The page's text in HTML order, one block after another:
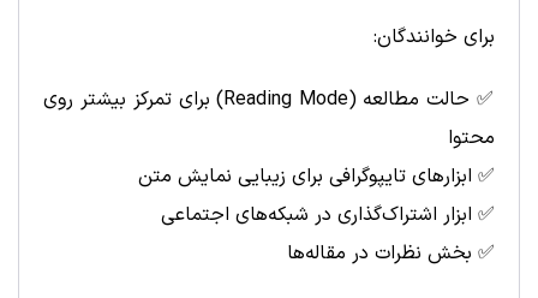
برای خوانندگان:
✅ حالت مطالعه (Reading Mode) برای تمرکز بیشتر روی
محتوا
✅ ابزارهای تایپوگرافی برای زیبایی نمایش متن
✅ ابزار اشتراک‌گذاری در شبکه‌های اجتماعی
✅ بخش نظرات در مقاله‌ها